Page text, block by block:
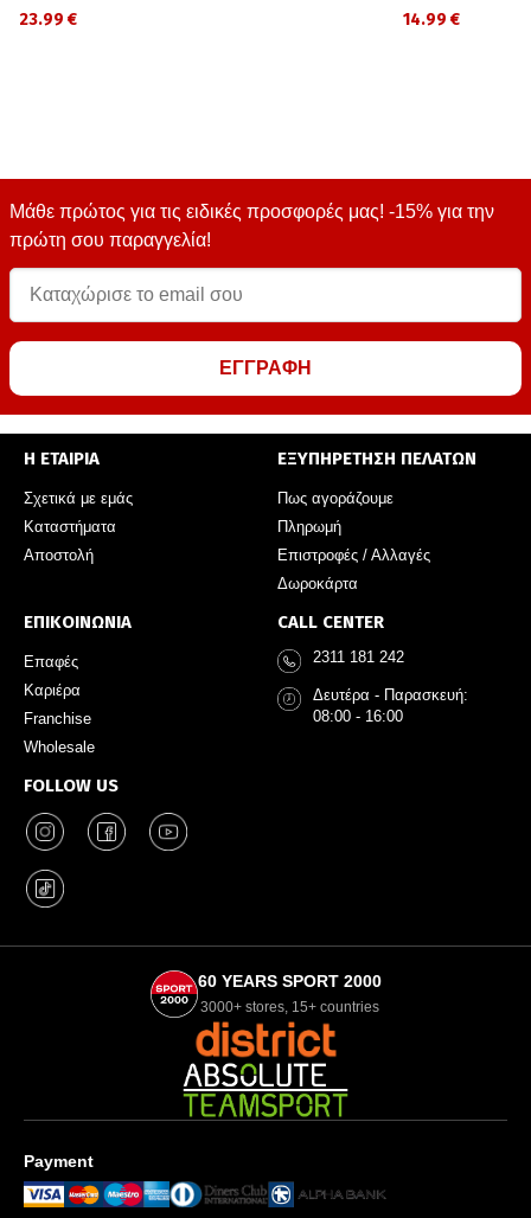
23.99 € 14.99 €
Μάθε πρώτος για τις ειδικές προσφορές μας! -15% για την
πρώτη σου παραγγελία!
ΕΓΓΡΑΦΗ
Η ΕΤΑΙΡΙΑ
Σχετικά με εμάς
Καταστήματα
Αποστολή
ΕΞΥΠΗΡΕΤΗΣΗ ΠΕΛΑΤΩΝ
Πως αγοράζουμε
Πληρωμή
Επιστροφές / Αλλαγές
Δωροκάρτα
ΕΠΙΚΟΙΝΩΝΙΑ
Επαφές
Καριέρα
Franchise
Wholesale
FOLLOW US
CALL CENTER
2311 181 242
Δευτέρα - Παρασκευή:
08:00 - 16:00
60 YEARS SPORT 2000
3000+ stores, 15+ countries
Payment